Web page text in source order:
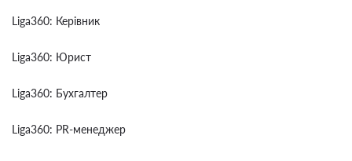
Liga360: Керівник
Liga360: Юрист
Liga360: Бухгалтер
Liga360: PR-менеджер